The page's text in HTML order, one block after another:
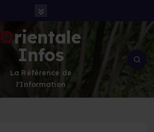
Orientale
Infos
La Référence de
l'Information